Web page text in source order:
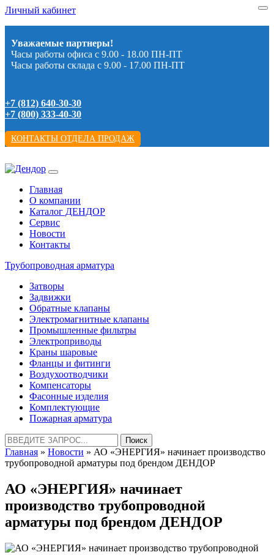
Личный кабинет
Уважаемые партнеры!
Часы работы офиса с 9.00 - 18.00 ПН-ПТ
Часы работы склада с 9.00 - 17.00 ПН-ПТ
+7 (812) 640-30-30
+7 (800) 333-40-30
КОНТАКТЫ ОТДЕЛА ПРОДАЖ
Главная
О компании
Каталог ДЕНДОР
Сервис
Новости
Контакты
Трубопроводная арматура
Затворы
Задвижки
Обратные клапаны
Электромагнитные клапаны
Промышленные фильтры
Электроприводы
Краны шаровые
Фланцы и фитинги
Воздухоотводчики
Компенсаторы
Фасонные изделия
Комплектующие
Пожарная арматура
Найти:
Главная » Новости » АО «ЭНЕРГИЯ» начинает производство
трубопроводной арматуры под брендом ДЕНДОР
АО «ЭНЕРГИЯ» начинает
производство трубопроводной
арматуры под брендом ДЕНДОР